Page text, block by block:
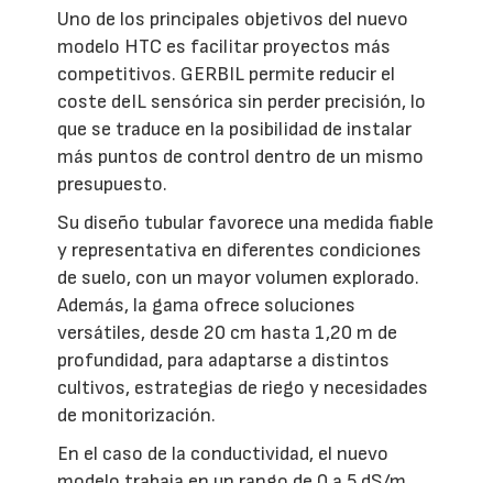
Uno de los principales objetivos del nuevo
modelo HTC es facilitar proyectos más
competitivos. GERBIL permite reducir el
coste deIL sensórica sin perder precisión, lo
que se traduce en la posibilidad de instalar
más puntos de control dentro de un mismo
presupuesto.
Su diseño tubular favorece una medida fiable
y representativa en diferentes condiciones
de suelo, con un mayor volumen explorado.
Además, la gama ofrece soluciones
versátiles, desde 20 cm hasta 1,20 m de
profundidad, para adaptarse a distintos
cultivos, estrategias de riego y necesidades
de monitorización.
En el caso de la conductividad, el nuevo